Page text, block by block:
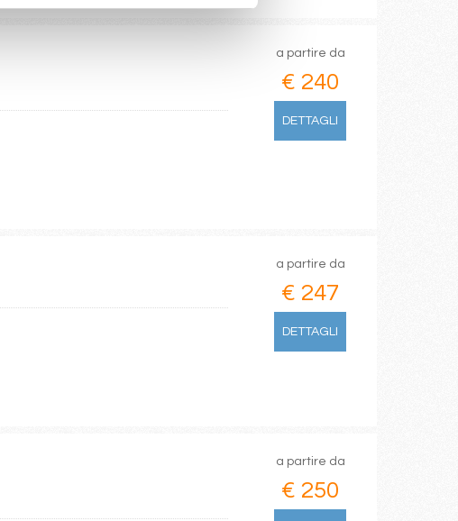
a partire da
€ 240
DETTAGLI
a partire da
€ 247
DETTAGLI
a partire da
€ 250